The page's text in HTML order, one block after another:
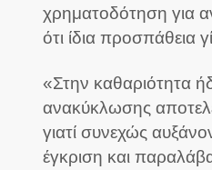
χρηματοδότηση για
ότι ίδια προσπάθεια
«Στην καθαριότητα
ανακύκλωσης
γιατί συνεχώς
έγκριση και